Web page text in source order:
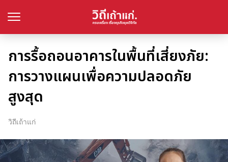
การรื้อถอนอาคารในพื้นที่เสี่ยงภัย:
การวางแผนเพื่อความปลอดภัย
สูงสุด
วิถีเถ้าแก่